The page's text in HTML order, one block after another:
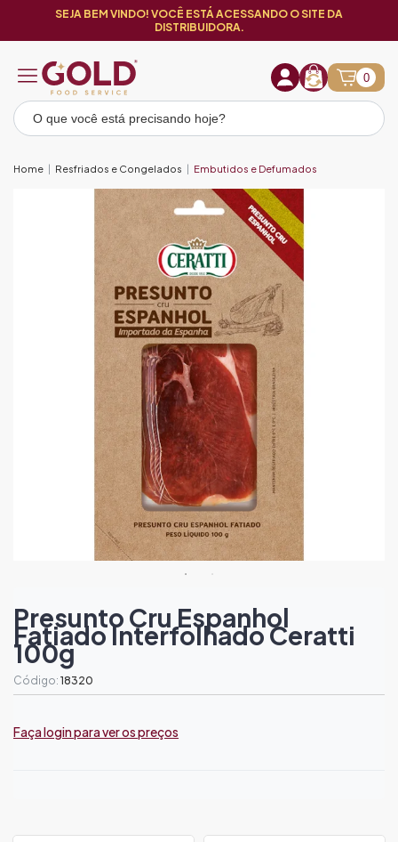
SEJA BEM VINDO! VOCÊ ESTÁ ACESSANDO O SITE DA
DISTRIBUIDORA.
0
Home Resfriados e Congelados Embutidos e Defumados
Presunto Cru Espanhol
Fatiado Interfolhado Ceratti
100g
Código: 18320
Faça login para ver os preços